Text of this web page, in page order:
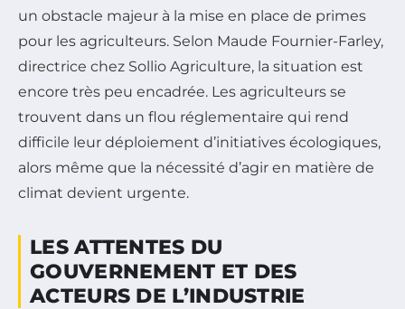
un obstacle majeur à la mise en place de primes
pour les agriculteurs. Selon Maude Fournier-Farley,
directrice chez Sollio Agriculture, la situation est
encore très peu encadrée. Les agriculteurs se
trouvent dans un flou réglementaire qui rend
difficile leur déploiement d’initiatives écologiques,
alors même que la nécessité d’agir en matière de
climat devient urgente.
LES ATTENTES DU
GOUVERNEMENT ET DES
ACTEURS DE L’INDUSTRIE